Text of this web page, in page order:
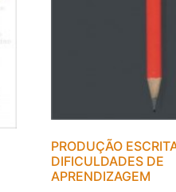
PRODUÇÃO
DIFICULDADES DE
APRENDIZAGEM